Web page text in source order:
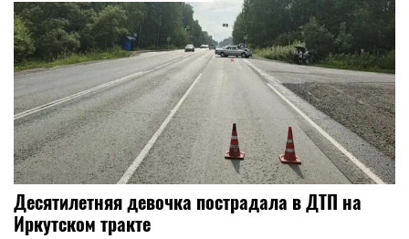
Десятилетняя девочка пострадала в ДТП на
Иркутском тракте